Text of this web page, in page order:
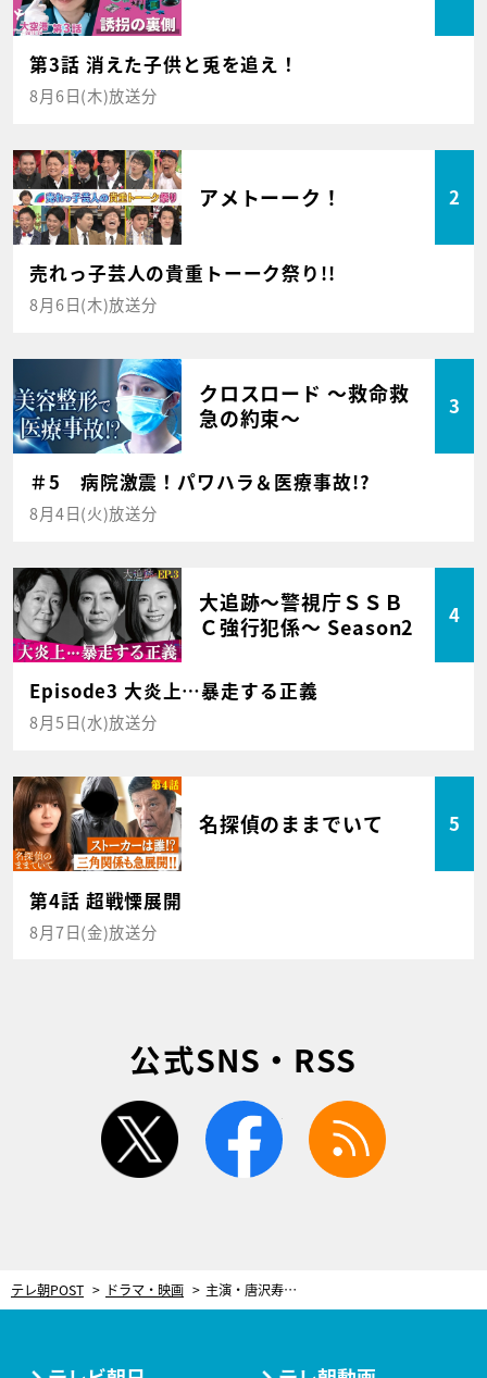
第3話 消えた子供と兎を追え！
8月6日(木)放送分
アメトーーク！ 2
売れっ子芸人の貴重トーーク祭り!!
8月6日(木)放送分
クロスロード ～救命救
急の約束～
3
＃5 病院激震！パワハラ＆医療事故!?
8月4日(火)放送分
大追跡～警視庁ＳＳＢ
Ｃ強行犯係～ Season2
4
Episode3 大炎上…暴走する正義
8月5日(水)放送分
名探偵のままでいて 5
第4話 超戦慄展開
8月7日(金)放送分
公式SNS・RSS
twitter facebook
テレ朝POST ドラマ・映画 主演・唐沢寿明の“痛快マネーサスペンス”誕生！2025年新春より『プライベートバンカー』放送スタート